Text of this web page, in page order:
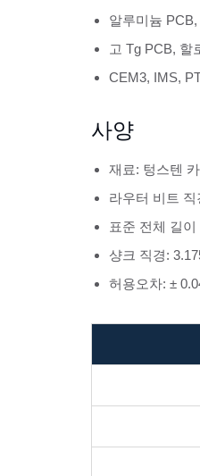
알루미늄
고 Tg PCB, 할
CEM3, IMS,
사양
재료: 텅스텐
라우터 비트
표준 전체 길
샹크 직경:
허용오차: ±